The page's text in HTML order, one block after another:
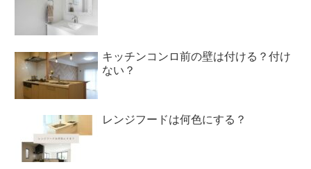
キッチンコンロ前の壁は付ける？付け
ない？
レンジフードは何色にする？